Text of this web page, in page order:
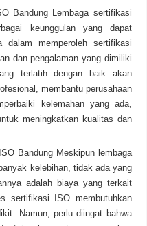
Bandung Lembaga sertifikasi
keunggulan yang dapat
dalam memperoleh sertifikasi
dan pengalaman yang dimiliki
terlatih dengan baik akan
membantu perusahaan
kelemahan yang ada,
meningkatkan kualitas dan
Bandung Meskipun lembaga
kelebihan, tidak ada yang
adalah biaya yang terkait
sertifikasi ISO membutuhkan
Namun, perlu diingat bahwa